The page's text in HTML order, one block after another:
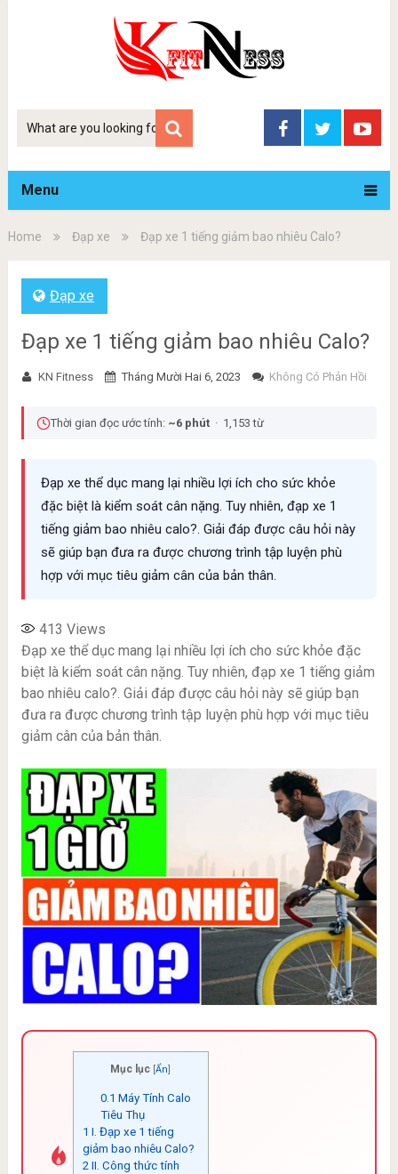
Tim
Menu
Home Đạp xe Đạp xe 1 tiếng giảm bao nhiêu Calo?
Đạp xe
Đạp xe 1 tiếng giảm bao nhiêu Calo?
KN Fitness Tháng Mười Hai 6, 2023 Không Có Phản Hồi
Thời gian đọc ước tính: ~6 phút· 1,153 từ
Đạp xe thể dục mang lại nhiều lợi ích cho sức khỏe
đặc biệt là kiểm soát cân nặng. Tuy nhiên, đạp xe 1
tiếng giảm bao nhiêu calo?. Giải đáp được câu hỏi này
sẽ giúp bạn đưa ra được chương trình tập luyện phù
hợp với mục tiêu giảm cân của bản thân.
413 Views
Đạp xe thể dục mang lại nhiều lợi ích cho sức khỏe đặc
biệt là kiểm soát cân nặng. Tuy nhiên, đạp xe 1 tiếng giảm
bao nhiêu calo?. Giải đáp được câu hỏi này sẽ giúp bạn
đưa ra được chương trình tập luyện phù hợp với mục tiêu
giảm cân của bản thân.
Mục lục [Ẩn
0.1 Máy Tính Calo
Tiêu Thụ
1 I. Đạp xe 1 tiếng
giảm bao nhiêu Calo?
2 II. Công thức tính